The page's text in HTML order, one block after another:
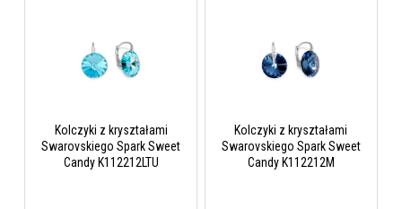
Kolczyki z kryształami
Swarovskiego Spark Sweet
Candy K112212LTU
Kolczyki z kryształami
Swarovskiego Spark Sweet
Candy K112212M